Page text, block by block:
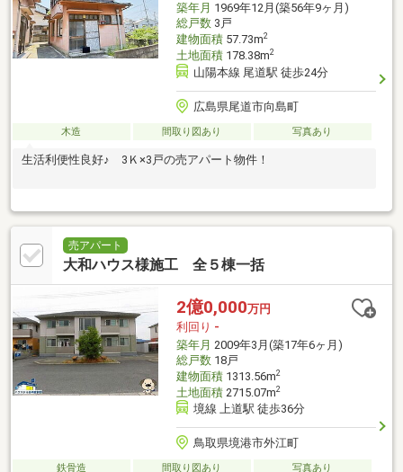
築年月 1969年12月(築56年9ヶ月)
総戸数3戸
建物面積57.73m2
土地面積178.38m2
山陽本線 尾道駅 徒歩24分
広島県尾道市向島町
木造 間取り図あり 写真あり
生活利便性良好♪ 3Ｋ×3戸の売アパート物件！
売アパート
大和ハウス様施工 全５棟一括
2億0,000万円
利回り -
築年月 2009年3月(築17年6ヶ月)
総戸数18戸
建物面積1313.56m2
土地面積2715.07m2
境線 上道駅 徒歩36分
鳥取県境港市外江町
鉄骨造 間取り図あり 写真あり